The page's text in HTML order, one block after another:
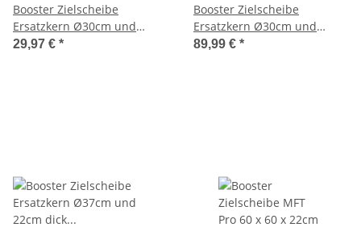
Booster Zielscheibe
Ersatzkern Ø30cm und
17cm dick weiß Durafoam
29,97 € *
Booster Zielscheibe
Ersatzkern Ø30cm und
22cm dick weiß Durafoam
89,99 € *